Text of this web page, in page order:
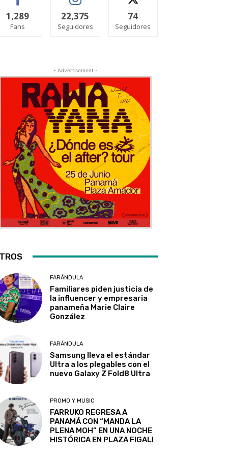
1,289
Fans
22,375
Seguidores
74
Seguidores
- Advertisement -
FARÁNDULA
Familiares piden justicia de
la influencer y empresaria
panameña Marie Claire
González
FARÁNDULA
Samsung lleva el estándar
Ultra a los plegables con el
nuevo Galaxy Z Fold8 Ultra
PROMO Y MUSIC
FARRUKO REGRESA A
PANAMÁ CON “MANDA LA
PLENA MOH” EN UNA NOCHE
HISTÓRICA EN PLAZA FIGALI